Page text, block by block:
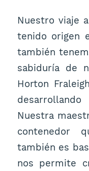
Nuestro viaje
tenido origen
también
sabiduría de
Horton
Nuestra
contenedor
también es
nos permite